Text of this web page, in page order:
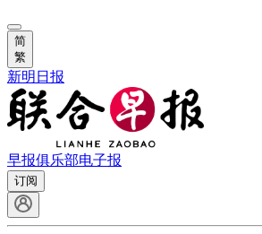
简
繁
新明日报
早报俱乐部电子报
订阅